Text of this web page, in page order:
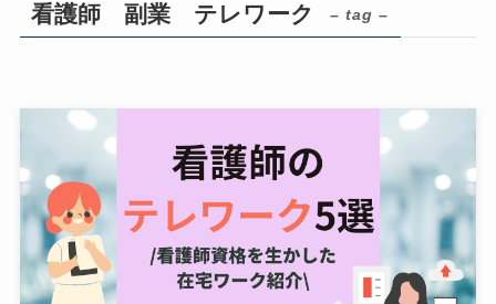
看護師 副業 テレワーク – tag –